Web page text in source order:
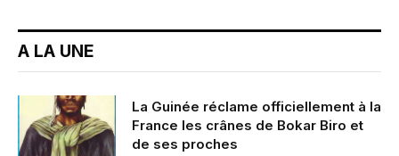
A LA UNE
La Guinée réclame officiellement à la
France les crânes de Bokar Biro et
de ses proches